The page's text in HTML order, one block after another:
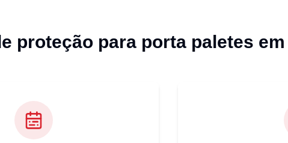
proteção para porta paletes